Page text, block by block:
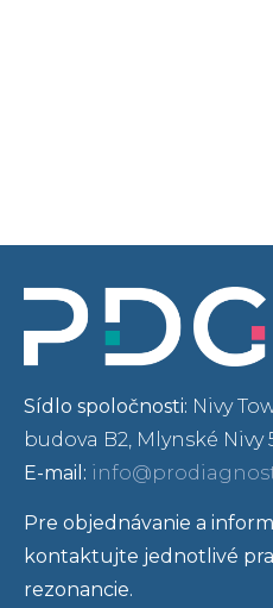
Sídlo spoločnosti: Nivy
budova B2, Mlynské Nivy
E-mail:
Pre objednávanie a
kontaktujte jednotlivé
rezonancie.